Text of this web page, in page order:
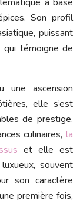
Son profil
puissant
qui témoigne de
une ascension
elle s’est
de prestige.
culinaires, la
et elle est
souvent
son caractère
première fois,